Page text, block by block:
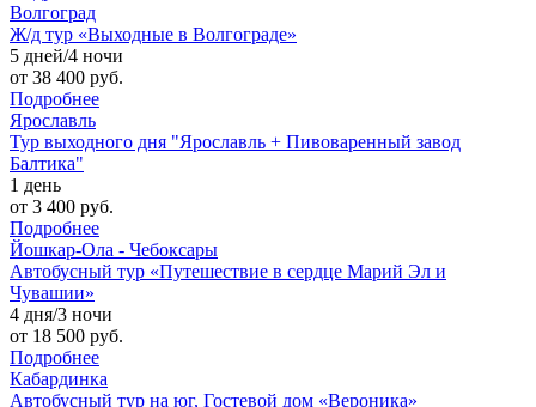
Волгоград
Ж/д тур «Выходные в Волгограде»
5 дней/4 ночи
от 38 400 руб.
Подробнее
Ярославль
Тур выходного дня "Ярославль + Пивоваренный завод
Балтика"
1 день
от 3 400 руб.
Подробнее
Йошкар-Ола - Чебоксары
Автобусный тур «Путешествие в сердце Марий Эл и
Чувашии»
4 дня/3 ночи
от 18 500 руб.
Подробнее
Кабардинка
Автобусный тур на юг, Гостевой дом «Вероника»